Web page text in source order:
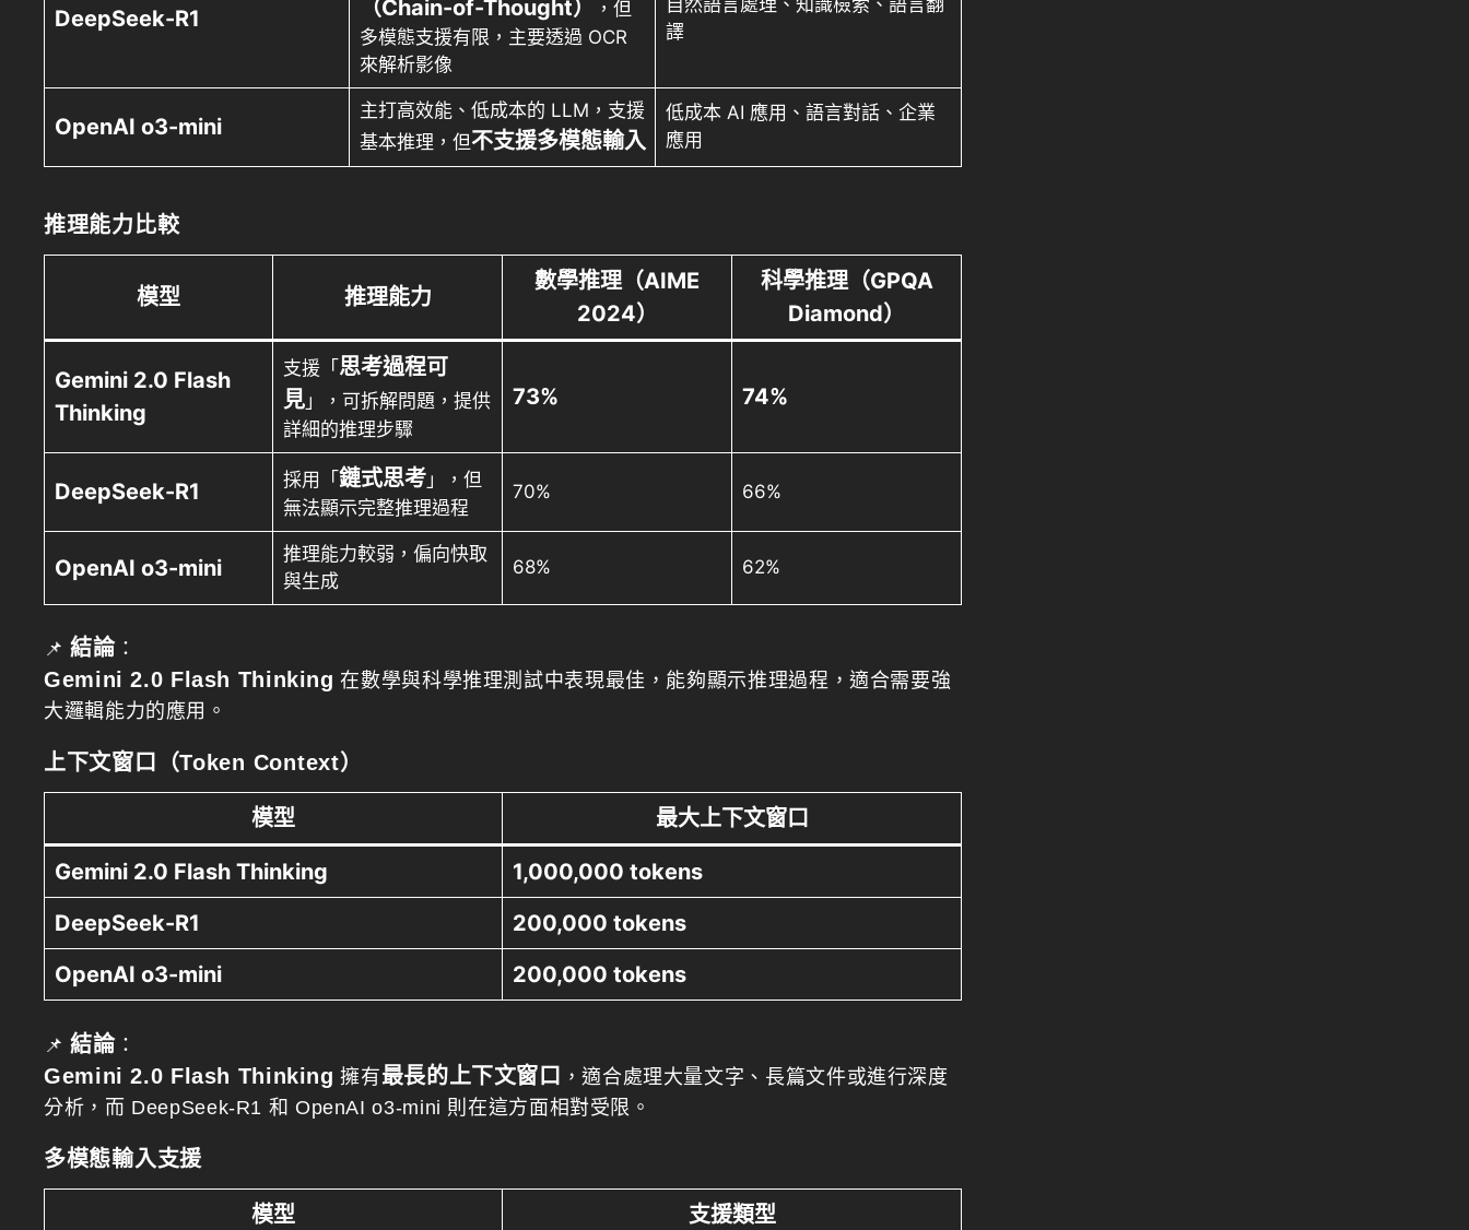
DeepSeek-R1
（Chain-of-Thought）
，但
多模態支援有限，主要透過 OCR
來解析影像
自然語言處理、知識檢索、語言翻
譯
OpenAI o3-mini
主打高效能、低成本的 LLM，支援
基本推理，但不支援多模態輸入
低成本 AI 應用、語言對話、企業
應用
推理能力比較
模型 推理能力
數學推理（AIME
2024）
科學推理（GPQA
Diamond）
Gemini 2.0 Flash
Thinking
支援「思考過程可
見」，可拆解問題，提供
詳細的推理步驟
73% 74%
DeepSeek-R1 採用「鏈式思考」，但
無法顯示完整推理過程
70% 66%
OpenAI o3-mini
推理能力較弱，偏向快取
與生成
68% 62%
📌結論：
Gemini 2.0 Flash Thinking 在數學與科學推理測試中表現最佳，能夠顯示推理過程，適合需要強
大邏輯能力的應用。
上下文窗口（Token Context）
模型 最大上下文窗口
Gemini 2.0 Flash Thinking
1,000,000 tokens
DeepSeek-R1
200,000 tokens
OpenAI o3-mini
200,000 tokens
📌結論：
Gemini 2.0 Flash Thinking 擁有最長的上下文窗口 ，適合處理大量文字、長篇文件或進行深度
分析，而 DeepSeek-R1 和 OpenAI o3-mini 則在這方面相對受限。
多模態輸入支援
模型 支援類型